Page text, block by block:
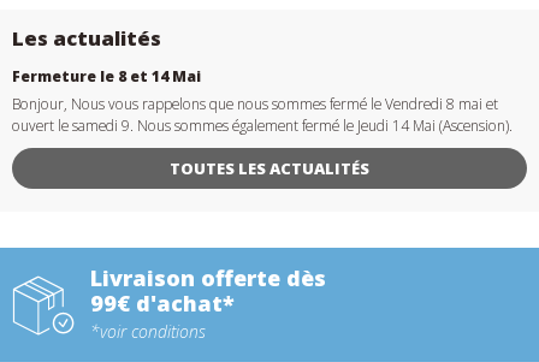
Les actualités
Fermeture le 8 et 14 Mai
Bonjour, Nous vous rappelons que nous sommes fermé le Vendredi 8 mai et
ouvert le samedi 9. Nous sommes également fermé le Jeudi 14 Mai (Ascension).
TOUTES LES ACTUALITÉS
Livraison offerte dès
99€ d'achat*
*voir conditions